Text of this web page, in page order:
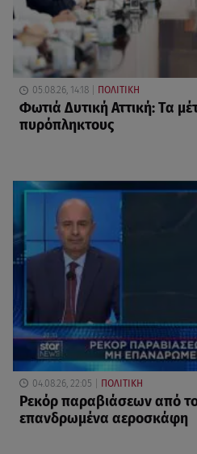
05.08.26, 14:18 ΠΟΛΙΤΙΚΗ
Φωτιά Δυτική Αττική: Τα
πυρόπληκτους
04.08.26, 22:05 ΠΟΛΙΤΙΚΗ
Ρεκόρ παραβιάσεων από
επανδρωμένα αεροσκάφη